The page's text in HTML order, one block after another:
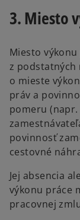
3. Miesto
Miesto
z podstatných
o mieste
práv a
pomeru
povinnosť
cestovné
Jej absencia
výkonu práce
pracovnej